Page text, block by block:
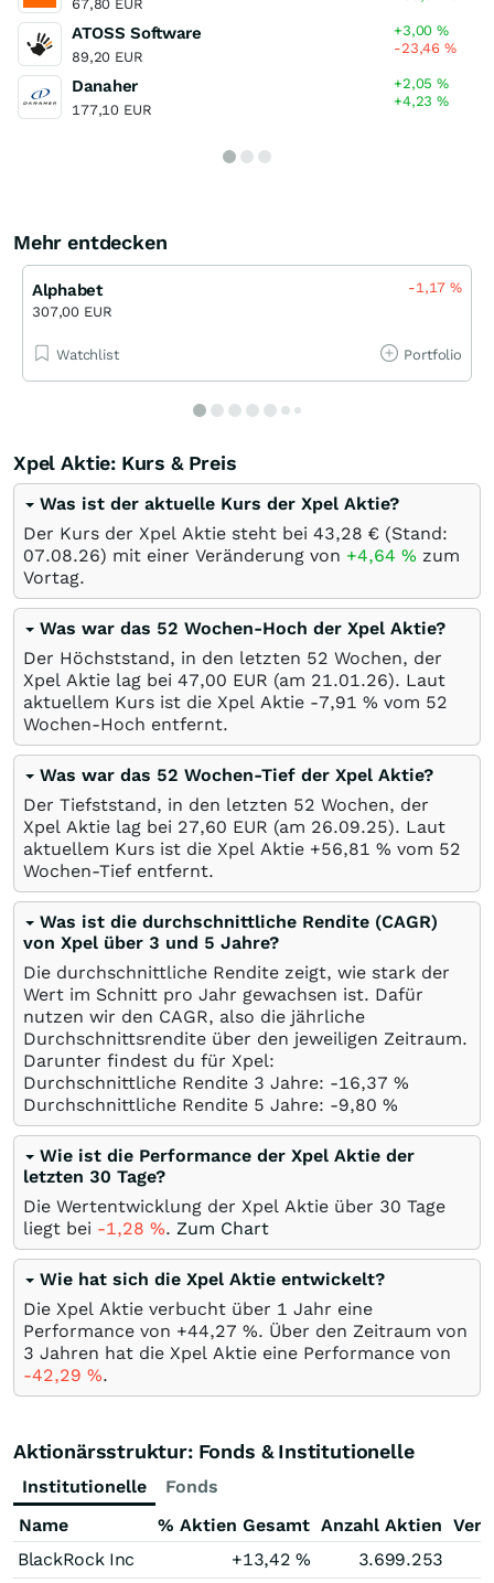
67,80 EUR
ATOSS Software
89,20 EUR
+3,00%
-23,46%
Danaher
177,10 EUR
+2,05%
+4,23%
Mehr entdecken
Alphabet
307,00 EUR
-1,17%
Watchlist Portfolio
Xpel Aktie: Kurs & Preis
Was ist der aktuelle Kurs der Xpel Aktie?
Der Kurs der Xpel Aktie steht bei 43,28 € (Stand:
07.08.26) mit einer Veränderung von +4,64 % zum
Vortag.
Was war das 52 Wochen-Hoch der Xpel Aktie?
Der Höchststand, in den letzten 52 Wochen, der
Xpel Aktie lag bei 47,00 EUR (am 21.01.26). Laut
aktuellem Kurs ist die Xpel Aktie -7,91 % vom 52
Wochen-Hoch entfernt.
Was war das 52 Wochen-Tief der Xpel Aktie?
Der Tiefststand, in den letzten 52 Wochen, der
Xpel Aktie lag bei 27,60 EUR (am 26.09.25). Laut
aktuellem Kurs ist die Xpel Aktie +56,81 % vom 52
Wochen-Tief entfernt.
Was ist die durchschnittliche Rendite (CAGR)
von Xpel über 3 und 5 Jahre?
Die durchschnittliche Rendite zeigt, wie stark der
Wert im Schnitt pro Jahr gewachsen ist. Dafür
nutzen wir den CAGR, also die jährliche
Durchschnittsrendite über den jeweiligen Zeitraum.
Darunter findest du für Xpel:
Durchschnittliche Rendite 3 Jahre: -16,37 %
Durchschnittliche Rendite 5 Jahre: -9,80 %
Wie ist die Performance der Xpel Aktie der
letzten 30 Tage?
Die Wertentwicklung der Xpel Aktie über 30 Tage
liegt bei -1,28 %. Zum Chart
Wie hat sich die Xpel Aktie entwickelt?
Die Xpel Aktie verbucht über 1 Jahr eine
Performance von +44,27 %. Über den Zeitraum von
3 Jahren hat die Xpel Aktie eine Performance von
-42,29 %.
Aktionärsstruktur: Fonds & Institutionelle
Institutionelle
Fonds
Name
% Aktien Gesamt Anzahl Aktien
BlackRock Inc
+13,42%
3.699.253